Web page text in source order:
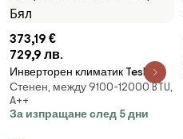
373,19 €
729,9 лв.
Инверторен климатик Tesla
TT34EX21-1232IA, Клас A++/A+,
12 000 BTU, Турбо,
Самодиагностика, I Feel,
Стенен, между 9100-12000 BTU,
A++
За изпращане след 5 дни